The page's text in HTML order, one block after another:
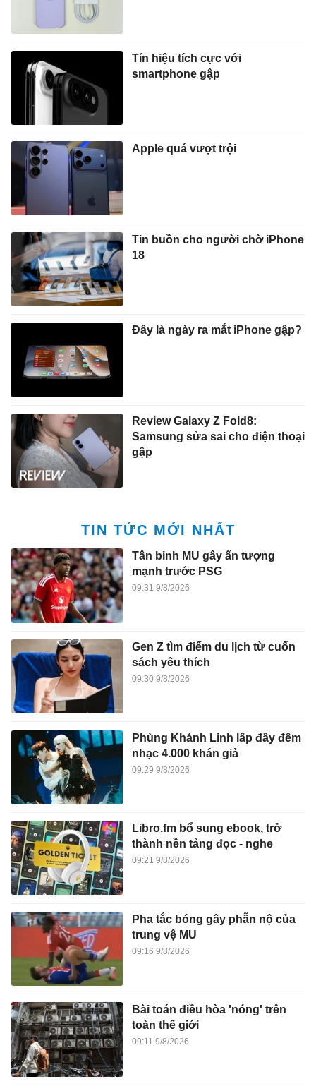
Tín hiệu tích cực với
smartphone gập
Apple quá vượt trội
Tin buồn cho người chờ iPhone
18
Đây là ngày ra mắt iPhone gập?
Review Galaxy Z Fold8:
Samsung sửa sai cho điện thoại
gập
TIN TỨC MỚI NHẤT
Tân binh MU gây ấn tượng
mạnh trước PSG
09:31 9/8/2026
Gen Z tìm điểm du lịch từ cuốn
sách yêu thích
09:30 9/8/2026
Phùng Khánh Linh lấp đầy đêm
nhạc 4.000 khán giả
09:29 9/8/2026
Libro.fm bổ sung ebook, trở
thành nền tảng đọc - nghe
09:21 9/8/2026
Pha tắc bóng gây phẫn nộ của
trung vệ MU
09:16 9/8/2026
Bài toán điều hòa 'nóng' trên
toàn thế giới
09:11 9/8/2026